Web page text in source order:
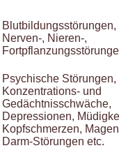
Blutbildungsstörungen,
Nerven-, Nieren-,
Psychische Störungen,
Konzentrations- und
Gedächtnisschwäche,
Depressionen,
Kopfschmerzen,
Darm-Störungen etc.